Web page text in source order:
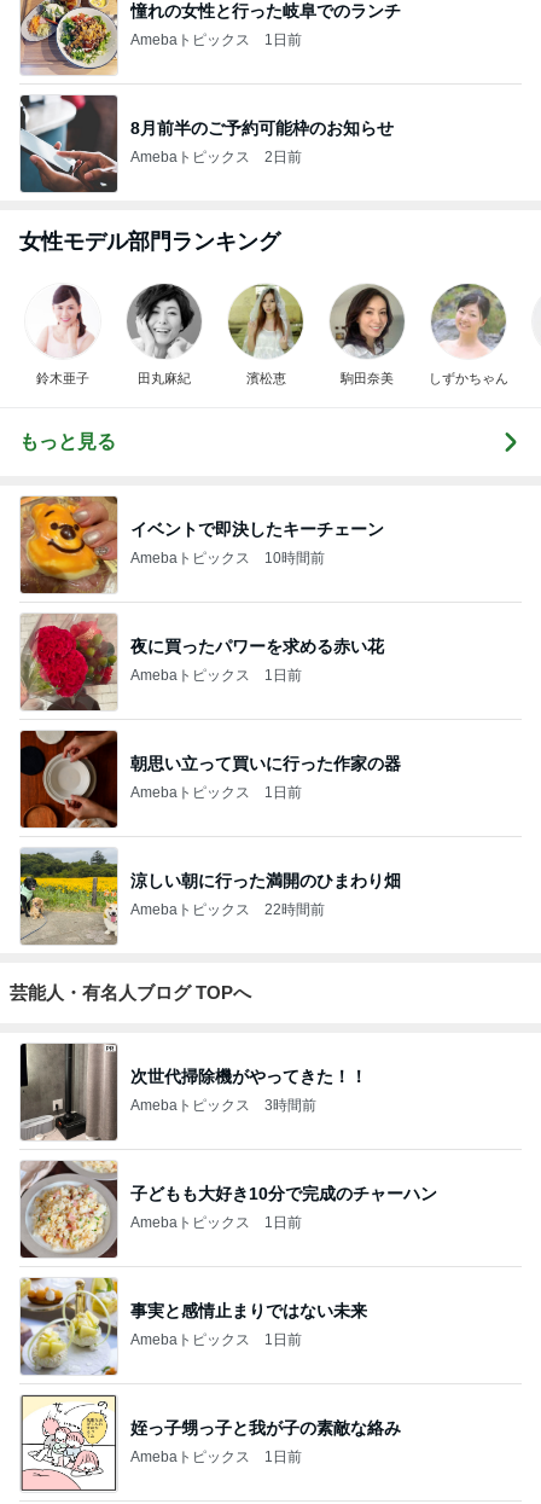
憧れの女性と行った岐阜でのランチ
Amebaトピックス 1日前
8月前半のご予約可能枠のお知らせ
Amebaトピックス 2日前
女性モデル部門ランキング
鈴木亜子 田丸麻紀 濱松恵 駒田奈美 しずかちゃん
もっと見る
イベントで即決したキーチェーン
Amebaトピックス 10時間前
夜に買ったパワーを求める赤い花
Amebaトピックス 1日前
朝思い立って買いに行った作家の器
Amebaトピックス 1日前
涼しい朝に行った満開のひまわり畑
Amebaトピックス 22時間前
芸能人・有名人ブログ TOPへ
次世代掃除機がやってきた！！
Amebaトピックス 3時間前
子どもも大好き10分で完成のチャーハン
Amebaトピックス 1日前
事実と感情止まりではない未来
Amebaトピックス 1日前
姪っ子甥っ子と我が子の素敵な絡み
Amebaトピックス 1日前